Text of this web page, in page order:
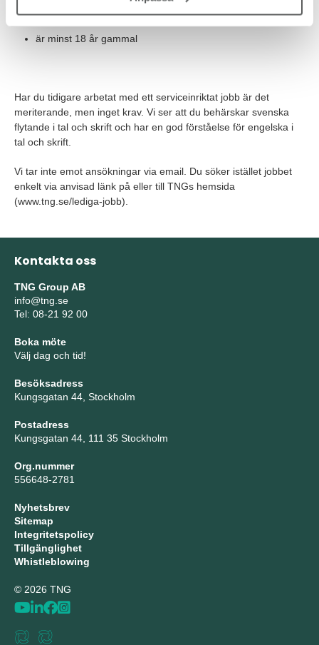
ser en långsiktighet med jobbet på Fitness24Seven
är minst 18 år gammal
Har du tidigare arbetat med ett serviceinriktat jobb är det
meriterande, men inget krav. Vi ser att du behärskar svenska
flytande i tal och skrift och har en god förståelse för engelska i
tal och skrift.
Vi tar inte emot ansökningar via email. Du söker istället jobbet
enkelt via anvisad länk på eller till TNGs hemsida
(www.tng.se/lediga-jobb).
Kontakta oss
TNG Group AB
info@tng.se
Tel: 08-21 92 00
Boka möte
Välj dag och tid!
Besöksadress
Kungsgatan 44, Stockholm
Postadress
Kungsgatan 44, 111 35 Stockholm
Org.nummer
556648-2781
Nyhetsbrev
Sitemap
Integritetspolicy
Tillgänglighet
Whistleblowing
© 2026 TNG